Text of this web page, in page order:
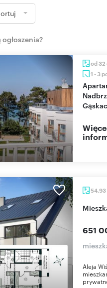
od 32
1 - 3
Apartamenty na
54,93
651
Aleja